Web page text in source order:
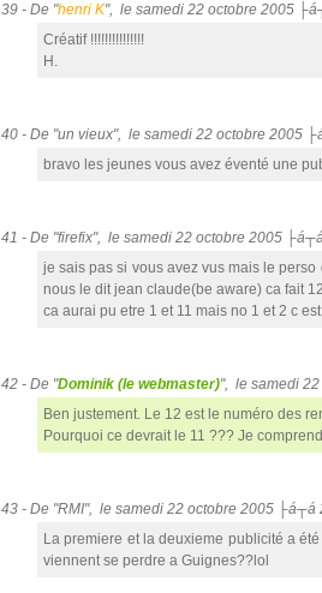
39 - De "henri K", le samedi 22 octobre 2005
Créatif !!!!!!!!!!!!!!!
H.
40 - De "un vieux", le samedi 22 octobre 2005
bravo les jeunes vous avez éventé une
41 - De "firefix", le samedi 22 octobre 2005
je sais pas si vous avez vus mais le
nous le dit jean claude(be aware) ca fait
ca aurai pu etre 1 et 11 mais no 1 et 2 c
42 - De "Dominik (le webmaster)", le samedi
Ben justement. Le 12 est le numéro des
Pourquoi ce devrait le 11 ??? Je
43 - De "RMI", le samedi 22 octobre 2005 ├á┬á
La premiere et la deuxieme publicité a
viennent se perdre a Guignes??lol